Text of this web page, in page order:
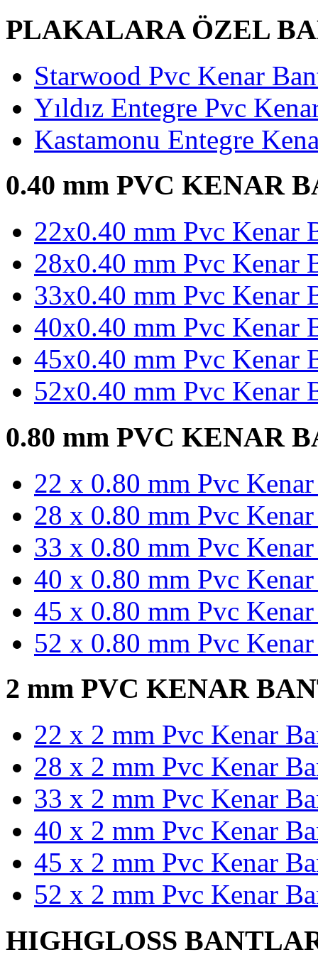
PLAKALARA ÖZEL
Starwood Pvc Kenar
Yıldız Entegre Pvc
Kastamonu Entegre
0.40 mm PVC KENAR
22x0.40 mm Pvc Kenar
28x0.40 mm Pvc Kenar
33x0.40 mm Pvc Kenar
40x0.40 mm Pvc Kenar
45x0.40 mm Pvc Kenar
52x0.40 mm Pvc Kenar
0.80 mm PVC KENAR
22 x 0.80 mm Pvc
28 x 0.80 mm Pvc
33 x 0.80 mm Pvc
40 x 0.80 mm Pvc
45 x 0.80 mm Pvc
52 x 0.80 mm Pvc
2 mm PVC KENAR
22 x 2 mm Pvc Kenar
28 x 2 mm Pvc Kenar
33 x 2 mm Pvc Kenar
40 x 2 mm Pvc Kenar
45 x 2 mm Pvc Kenar
52 x 2 mm Pvc Kenar
HIGHGLOSS